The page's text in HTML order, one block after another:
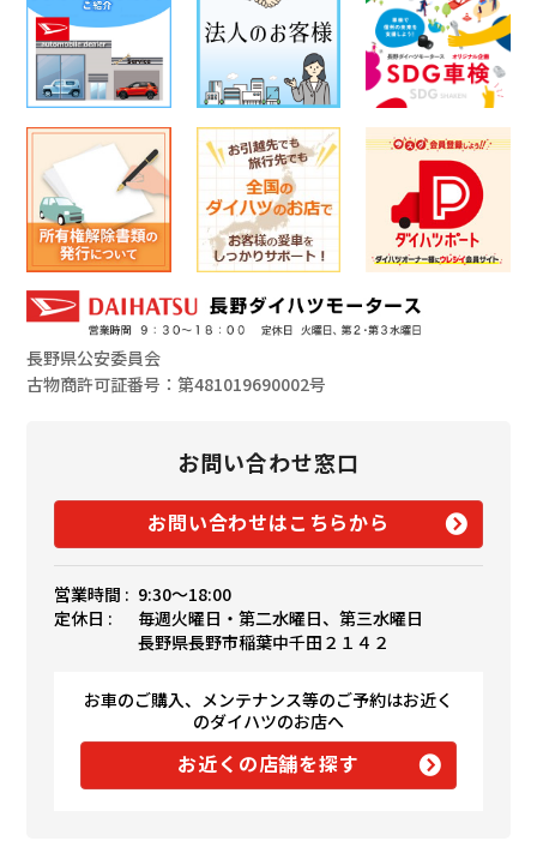
長野県公安委員会
古物商許可証番号：第481019690002号
お問い合わせ窓口
お問い合わせはこちらから
営業時間 : 9:30〜18:00
定休日 :
毎週火曜日・第二水曜日、第三水曜日
長野県長野市稲葉中千田２１４２
お車のご購入、メンテナンス等のご予約はお近く
のダイハツのお店へ
お近くの店舗を探す